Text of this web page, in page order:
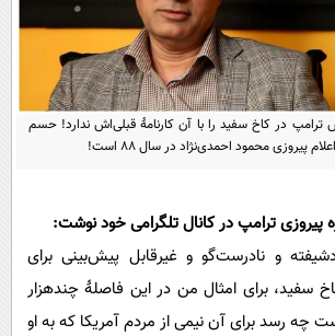
محیط زیست
سفر و تفریح
علمی
اخبار کریپتو
گوناگون
سرگرمی
باشگاه مغز
مجله تصویری سلاح
فیلم
اقتصاد
ورزش
سرگرمی
فناوری
عصر ایران 2
خواندنی ها و دیدنی ها
پیامک
روانشناسی
آموزش زبان
ترامپ در کاخ سفید را با آن کارنامۀ قبلی‌اش ندارد! حسم
پیروزی محمود احمدی‌نژاد در سال 88 است!
پیروزی ترامپ در کانال تلگرامی خود نوشت:
و نادرست‌گو و غیرقابل پیش‌بینی برای
سفید، برای امثال من در این فاصلۀ چندهزار
چه رسد برای آن نیمی از مردم آمریکا که به او